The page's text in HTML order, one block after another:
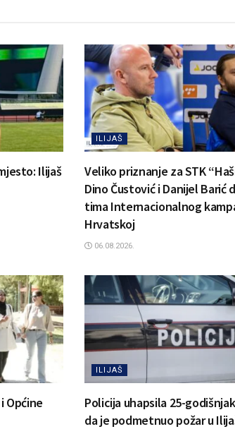
Ilijaš
ILIJAŠ
Veliko priznanje za STK
Dino Čustović i Danijel Barić
tima Internacionalnog
Hrvatskoj
06.08.2026.
Općine
ILIJAŠ
Policija uhapsila 25-
da je podmetnuo požar u